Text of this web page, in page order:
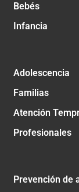
Bebés
Infancia
Adolescencia
Familias
Atención
Profesionales
Prevención de